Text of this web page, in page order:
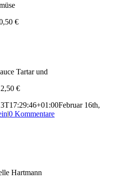
€
Tartar und
€
Februar 16th,
|0 Kommentare
Hartmann